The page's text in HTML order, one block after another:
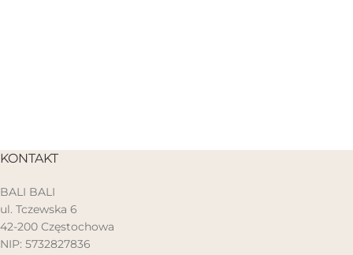
KONTAKT
BALI BALI
ul. Tczewska 6
42-200 Częstochowa
NIP: 5732827836